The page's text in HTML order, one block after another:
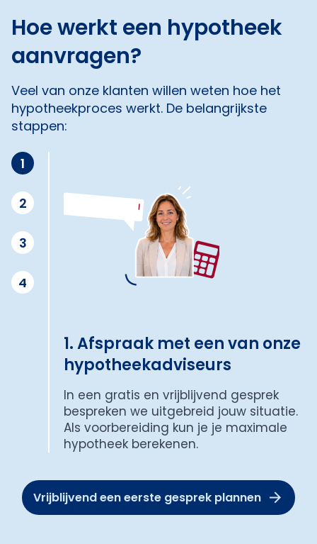
Hoe werkt een hypotheek
aanvragen?
Veel van onze klanten willen weten hoe het
hypotheekproces werkt. De belangrijkste
stappen:
1
2
3
4
1. Afspraak met een van onze
hypotheekadviseurs
In een gratis en vrijblijvend gesprek
bespreken we uitgebreid jouw situatie.
Als voorbereiding kun je je maximale
hypotheek berekenen.
Vrijblijvend een eerste gesprek plannen